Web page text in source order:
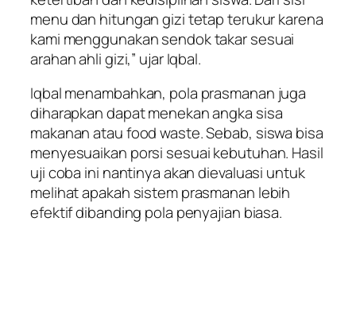
menu dan hitungan gizi tetap terukur karena
kami menggunakan sendok takar sesuai
arahan ahli gizi,” ujar Iqbal.
Iqbal menambahkan, pola prasmanan juga
diharapkan dapat menekan angka sisa
makanan atau food waste. Sebab, siswa bisa
menyesuaikan porsi sesuai kebutuhan. Hasil
uji coba ini nantinya akan dievaluasi untuk
melihat apakah sistem prasmanan lebih
efektif dibanding pola penyajian biasa.